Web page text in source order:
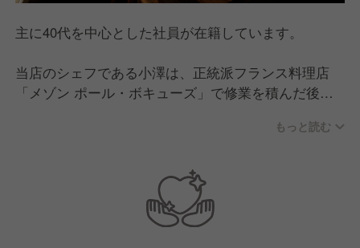
主に40代を中心とした社員が在籍しています。
当店のシェフである小澤は、正統派フランス料理店
「メゾン ポール・ボキューズ」で修業を積んだ後渡
フランスのミシュラン星付きレストラン数店で経験を
その後、「リベルテ・ア・ターブル・ド・タケダ」や
「Äta（代官山）」の料理長として活躍してきまし
もっと読む